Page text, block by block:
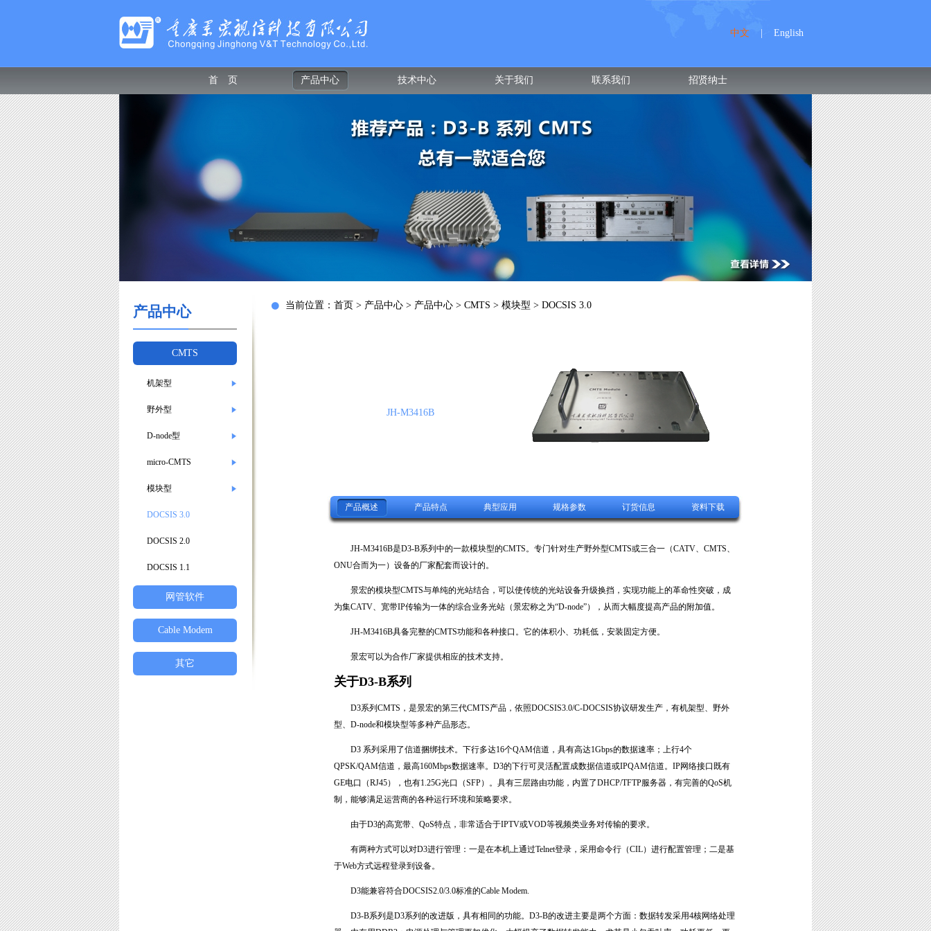
中文 English
首 页 产品中心 技术中心 关于我们 联系我们 招贤纳士
产品中心
CMTS
机架型
野外型
D-node型
micro-CMTS
模块型
DOCSIS 3.0
DOCSIS 2.0
DOCSIS 1.1
网管软件
Cable Modem
其它
当前位置： 首页 > 产品中心 > 产品中心 > CMTS > 模块型 > DOCSIS 3.0
JH-M3416B
产品概述 产品特点 典型应用 规格参数 订货信息 资料下载
JH-M3416B是D3-B系列中的一款模块型的CMTS。专门针对生产野外型CMTS或三合一（CATV、CMTS、
ONU合而为一）设备的厂家配套而设计的。
景宏的模块型CMTS与单纯的光站结合，可以使传统的光站设备升级换挡，实现功能上的革命性突破，成
为集CATV、宽带IP传输为一体的综合业务光站（景宏称之为“D-node”），从而大幅度提高产品的附加值。
JH-M3416B具备完整的CMTS功能和各种接口。它的体积小、功耗低，安装固定方便。
景宏可以为合作厂家提供相应的技术支持。
关于D3-B系列
D3系列CMTS，是景宏的第三代CMTS产品，依照DOCSIS3.0/C-DOCSIS协议研发生产，有机架型、野外
型、D-node和模块型等多种产品形态。
D3 系列采用了信道捆绑技术。下行多达16个QAM信道，具有高达1Gbps的数据速率；上行4个
QPSK/QAM信道，最高160Mbps数据速率。D3的下行可灵活配置成数据信道或IPQAM信道。IP网络接口既有
GE电口（RJ45），也有1.25G光口（SFP）。具有三层路由功能，内置了DHCP/TFTP服务器，有完善的QoS机
制，能够满足运营商的各种运行环境和策略要求。
由于D3的高宽带、QoS特点，非常适合于IPTV或VOD等视频类业务对传输的要求。
有两种方式可以对D3进行管理：一是在本机上通过Telnet登录，采用命令行（CIL）进行配置管理；二是基
于Web方式远程登录到设备。
D3能兼容符合DOCSIS2.0/3.0标准的Cable Modem.
D3-B系列是D3系列的改进版，具有相同的功能。D3-B的改进主要是两个方面：数据转发采用4核网络处理